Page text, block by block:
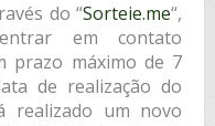
do “Sorteie.me“,
em contato
prazo máximo de 7
de realização do
realizado um novo